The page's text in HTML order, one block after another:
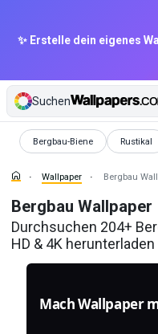
✨ Erstelle dein eigenes
Suchen
Bergbau-Biene
Wallpaper Rustikal
Wallpaper
Wallpaper Bergbau
Bergbau Wallpaper
Durchsuchen 204+
HD & 4K herunterladen
Mach Wallpaper